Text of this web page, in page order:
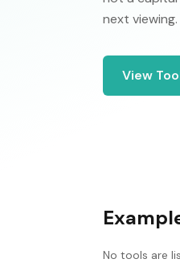
next viewing.
View
No tools are